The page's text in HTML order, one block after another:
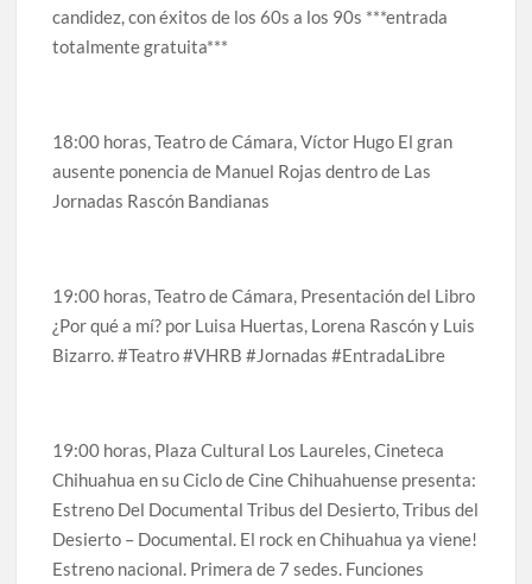
celebrarse en Delicias
candidez, con éxitos de los 60s a los 90s ***entrada
totalmente gratuita***
18:00 horas, Teatro de Cámara, Víctor Hugo El gran
ausente ponencia de Manuel Rojas dentro de Las
Jornadas Rascón Bandianas
19:00 horas, Teatro de Cámara, Presentación del Libro
¿Por qué a mí? por Luisa Huertas, Lorena Rascón y Luis
Bizarro. #Teatro #VHRB​ #Jornadas #EntradaLibre
19:00 horas, Plaza Cultural Los Laureles, Cineteca
Chihuahua en su Ciclo de Cine Chihuahuense presenta:
Estreno Del Documental Tribus del Desierto, Tribus del
Desierto – Documental. El rock en Chihuahua ya viene!
Estreno nacional. Primera de 7 sedes. Funciones